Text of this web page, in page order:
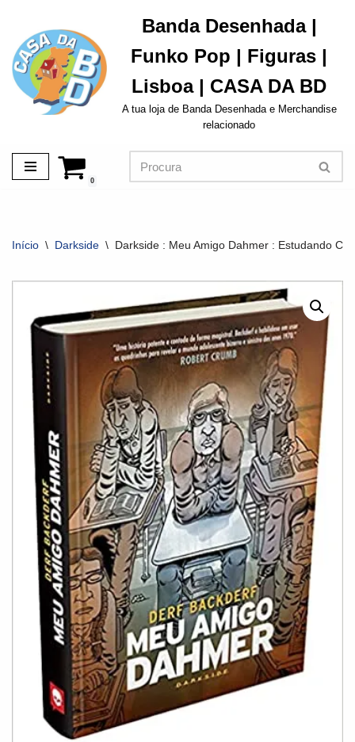
Avançar
para
o
conteúdo
Banda Desenhada |
Funko Pop | Figuras |
Lisboa | CASA DA BD
A tua loja de Banda Desenhada e Merchandise
relacionado
0
Início \ Darkside \ Darkside : Meu Amigo Dahmer : Estudando